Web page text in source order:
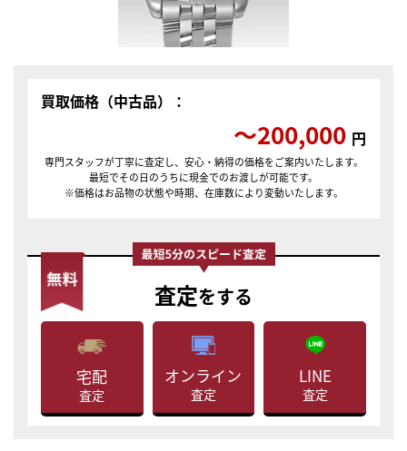
買取価格（中古品）：
〜200,000 円
専門スタッフが丁寧に査定し、安心・納得の価格をご案内いたします。
最短でその日のうちに現金でのお渡しが可能です。
※価格はお品物の状態や時期、在庫数により変動いたします。
査定をする
宅配
査定
オンライン
査定
LINE
査定